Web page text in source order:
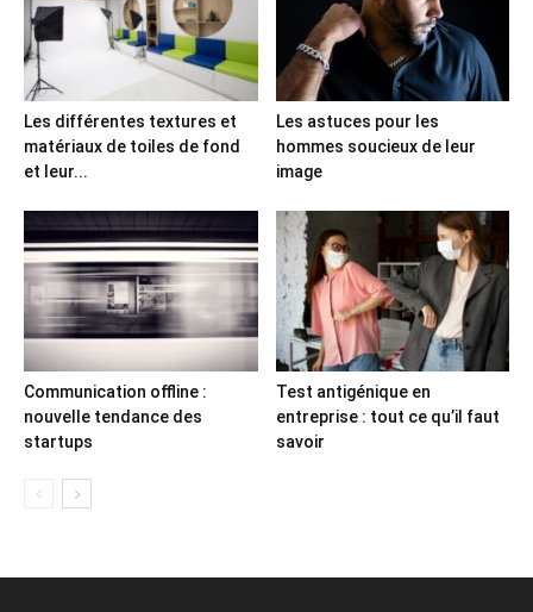
Les différentes textures et
matériaux de toiles de fond
et leur...
Les astuces pour les
hommes soucieux de leur
image
Communication offline :
nouvelle tendance des
startups
Test antigénique en
entreprise : tout ce qu’il faut
savoir